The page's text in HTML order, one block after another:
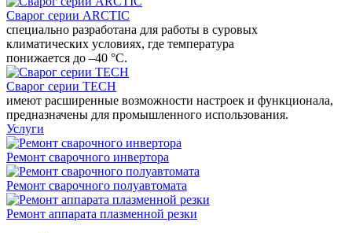
Сварог серии ARCTIC
специально разработана для работы в суровых
климатических условиях, где температура
понижается до –40 °С.
Сварог серии TECH
имеют расширенные возможности настроек и функционала,
предназначены для промышленного использования.
Услуги
Ремонт сварочного инвертора
Ремонт сварочного полуавтомата
Ремонт аппарата плазменной резки